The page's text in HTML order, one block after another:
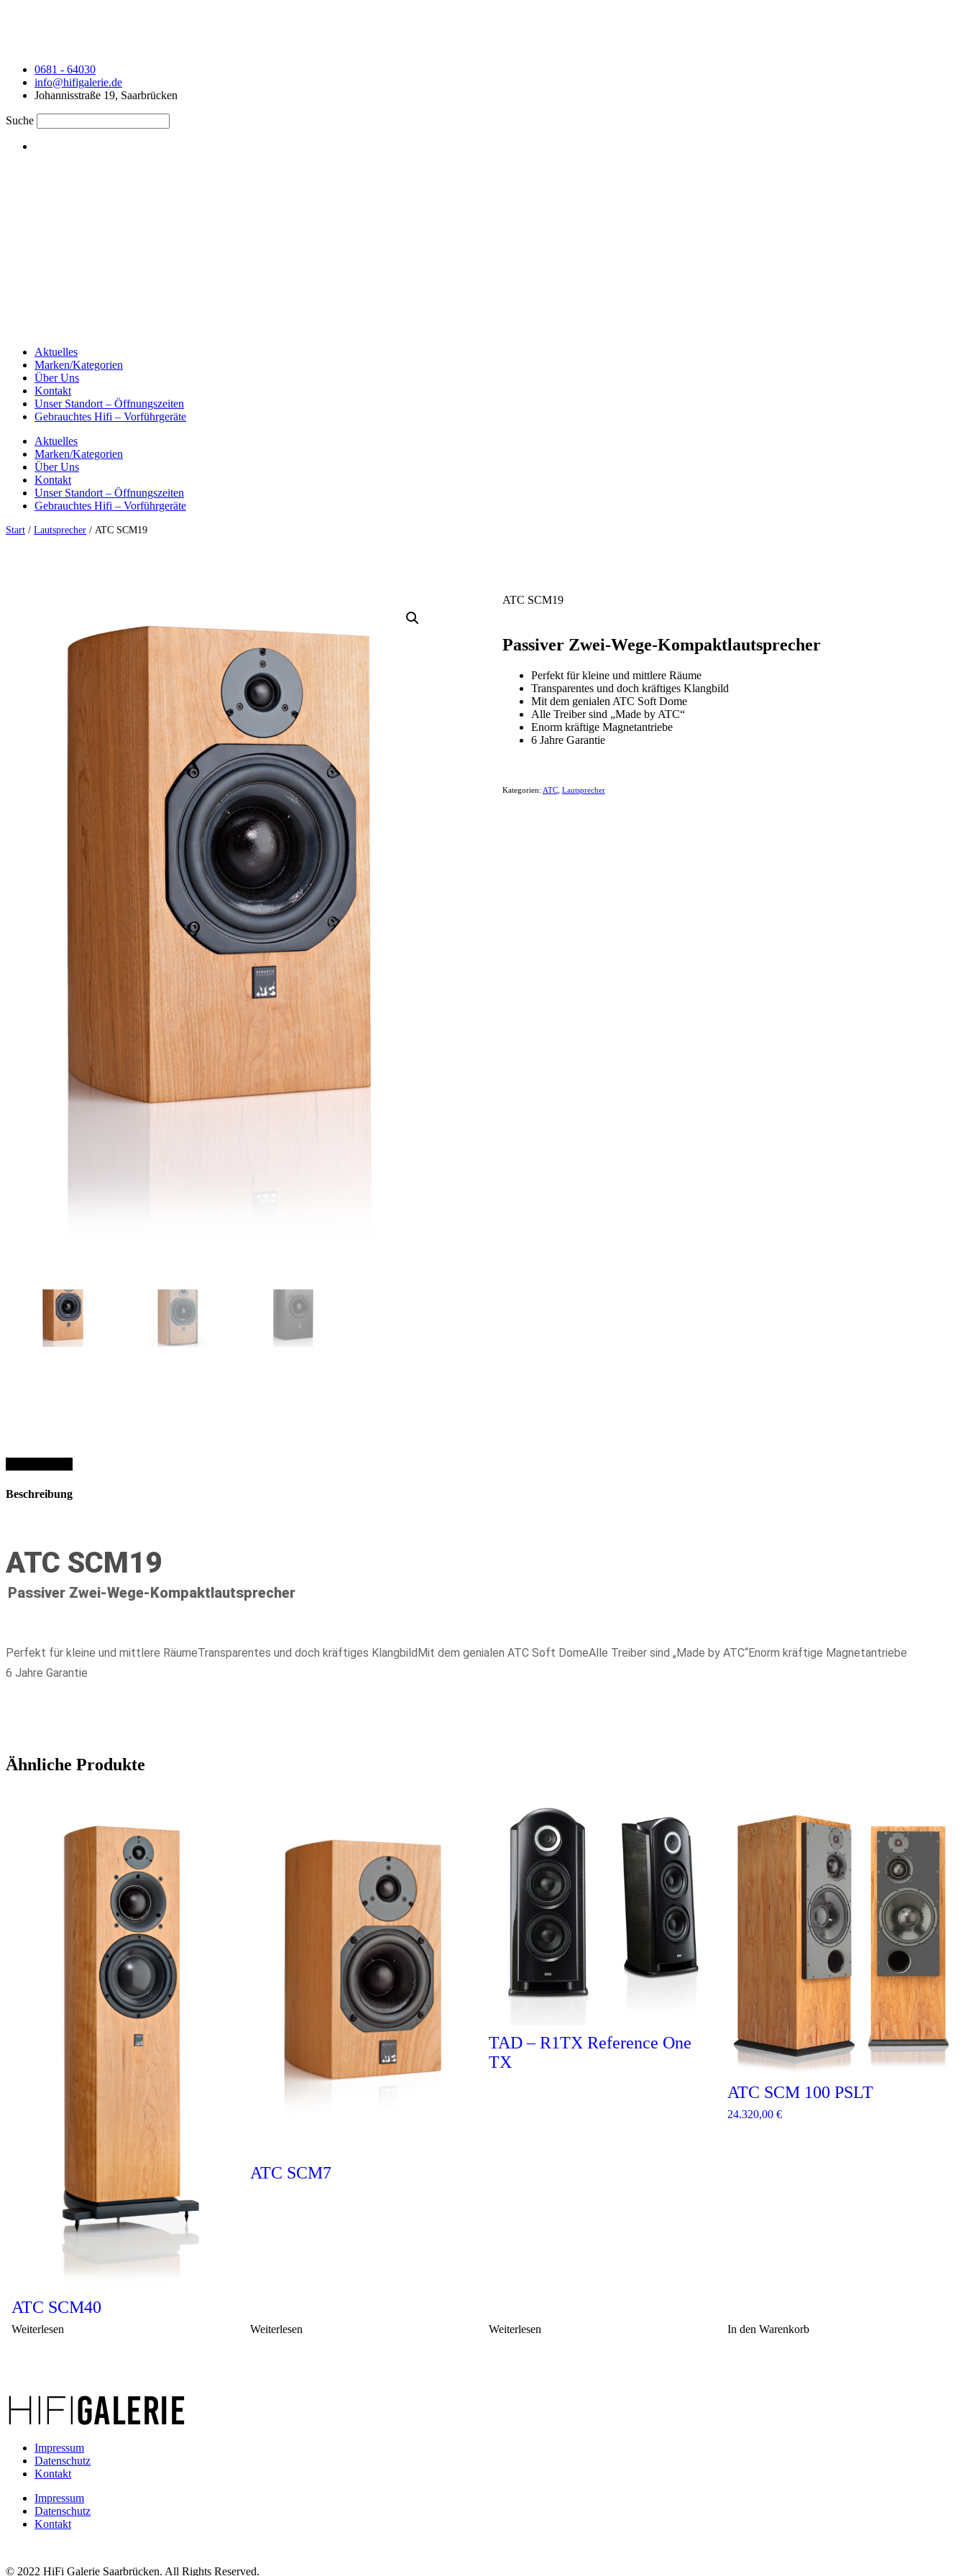
0681 - 64030
info@hifigalerie.de
Johannisstraße 19, Saarbrücken
Suche
Aktuelles
Marken/Kategorien
Über Uns
Kontakt
Unser Standort – Öffnungszeiten
Gebrauchtes Hifi – Vorführgeräte
Aktuelles
Marken/Kategorien
Über Uns
Kontakt
Unser Standort – Öffnungszeiten
Gebrauchtes Hifi – Vorführgeräte
Start / Lautsprecher / ATC SCM19
ATC SCM19
Passiver Zwei-Wege-Kompaktlautsprecher
Perfekt für kleine und mittlere Räume
Transparentes und doch kräftiges Klangbild
Mit dem genialen ATC Soft Dome
Alle Treiber sind „Made by ATC“
Enorm kräftige Magnetantriebe
6 Jahre Garantie
Kategorien: ATC, Lautsprecher
Beschreibung
ATC SCM19
Passiver Zwei-Wege-Kompaktlautsprecher
Perfekt für kleine und mittlere RäumeTransparentes und doch kräftiges KlangbildMit dem genialen ATC Soft DomeAlle Treiber sind „Made by ATC“Enorm kräftige Magnetantriebe
6 Jahre Garantie
Ähnliche Produkte
ATC SCM40
Weiterlesen
ATC SCM7
Weiterlesen
TAD – R1TX Reference One
TX
Weiterlesen
ATC SCM 100 PSLT
24.320,00 €
In den Warenkorb
Impressum
Datenschutz
Kontakt
Impressum
Datenschutz
Kontakt
© 2022 HiFi Galerie Saarbrücken. All Rights Reserved.